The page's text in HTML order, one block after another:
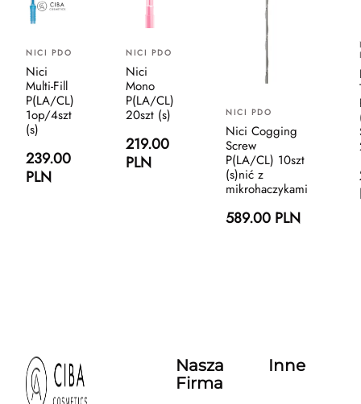
NICI PDO
Nici
Multi-Fill
P(LA/CL)
1op/4szt
(s)
239.00
PLN
NICI PDO
Nici
Mono
P(LA/CL)
20szt (s)
219.00
PLN
NICI PDO
Nici Cogging
Screw
P(LA/CL) 10szt
(s)nić z
mikrohaczykami
589.00 PLN
Nasza
Firma
Inne